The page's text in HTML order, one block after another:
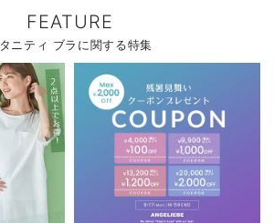
FEATURE
ニティ ブラに関する特集